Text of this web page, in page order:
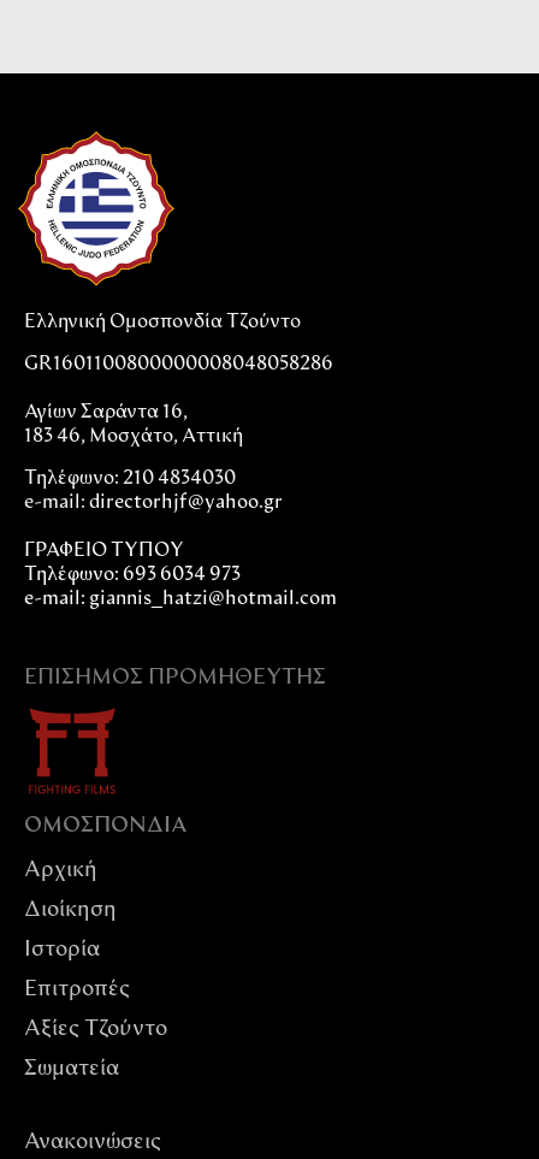
Ελληνική Ομοσπονδία Τζούντο
GR1601100800000008048058286
Αγίων Σαράντα 16,
183 46, Μοσχάτο, Αττική
Τηλέφωνο: 210 4834030
e-mail: directorhjf@yahoo.gr
ΓΡΑΦΕΙΟ ΤΥΠΟΥ
Τηλέφωνο: 693 6034 973
e-mail: giannis_hatzi@hotmail.com
ΕΠΊΣΗΜΟΣ ΠΡΟΜΗΘΕΥΤΉΣ
ΟΜΟΣΠΟΝΔIΑ
Αρχική
Διοίκηση
Ιστορία
Επιτροπές
Αξίες Tζούντο
Σωματεία
Ανακοινώσεις